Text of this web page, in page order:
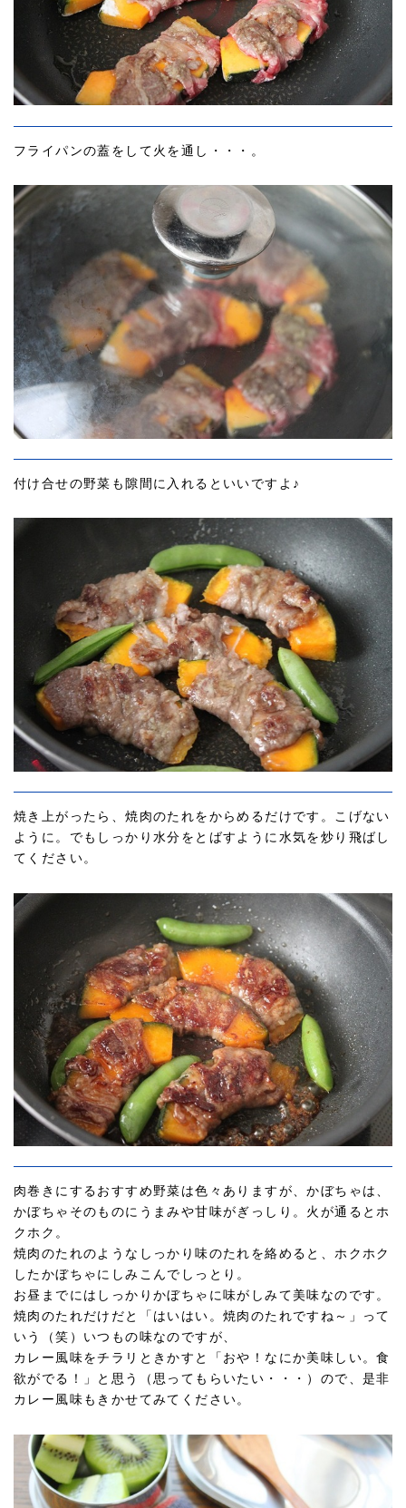
フライパンの蓋をして火を通し・・・。
付け合せの野菜も隙間に入れるといいですよ♪
焼き上がったら、焼肉のたれをからめるだけです。こげない
ように。でもしっかり水分をとばすように水気を炒り飛ばし
てください。
肉巻きにするおすすめ野菜は色々ありますが、かぼちゃは、
かぼちゃそのものにうまみや甘味がぎっしり。火が通るとホ
クホク。
焼肉のたれのようなしっかり味のたれを絡めると、ホクホク
したかぼちゃにしみこんでしっとり。
お昼までにはしっかりかぼちゃに味がしみて美味なのです。
焼肉のたれだけだと「はいはい。焼肉のたれですね～」って
いう（笑）いつもの味なのですが、
カレー風味をチラリときかすと「おや！なにか美味しい。食
欲がでる！」と思う（思ってもらいたい・・・）ので、是非
カレー風味もきかせてみてください。